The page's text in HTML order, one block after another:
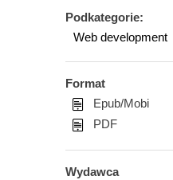
Podkategorie:
Web development
Format
Epub/Mobi
PDF
Wydawca